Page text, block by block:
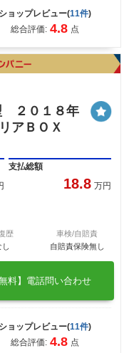
ショップレビュー(11件)
総合評価: 4.8 点
２０１８年
アＢＯＸ
支払総額
18.8 万円
歴
し
車検/自賠責
自賠責保険無し
無料】電話問い合わせ
ショップレビュー(11件)
総合評価: 4.8 点